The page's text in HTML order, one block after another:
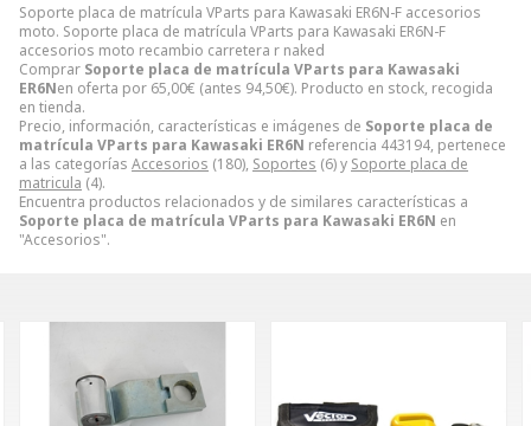
Soporte placa de matrícula VParts para Kawasaki ER6N-F accesorios
moto. Soporte placa de matrícula VParts para Kawasaki ER6N-F
accesorios moto recambio carretera r naked
Comprar Soporte placa de matrícula VParts para Kawasaki
ER6Nen oferta por 65,00€ (antes 94,50€). Producto en stock, recogida
en tienda.
Precio, información, características e imágenes de Soporte placa de
matrícula VParts para Kawasaki ER6N referencia 443194, pertenece
a las categorías Accesorios (180), Soportes (6) y Soporte placa de
matricula (4).
Encuentra productos relacionados y de similares características a
Soporte placa de matrícula VParts para Kawasaki ER6N en
"Accesorios".